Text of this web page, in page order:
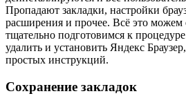
Пропадают закладки, настройки
расширения и прочее. Всё это можем
тщательно подготовимся к
удалить и установить Яндекс
простых инструкций.
Сохранение закладок